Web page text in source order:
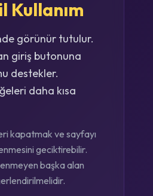
Kullanım
görünür tutulur.
giriş butonuna
destekler.
daha kısa
kapatmak ve sayfayı
geciktirebilir.
başka alan